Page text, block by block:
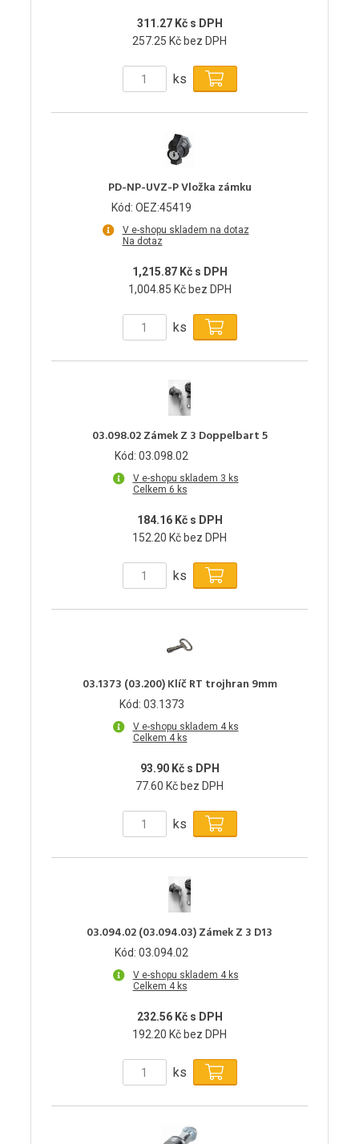
311.27 Kč s DPH
257.25 Kč bez DPH
ks
PD-NP-UVZ-P Vložka zámku
Kód: OEZ:45419
V e-shopu skladem na dotaz
Na dotaz
1,215.87 Kč s DPH
1,004.85 Kč bez DPH
ks
03.098.02 Zámek Z 3 Doppelbart 5
Kód: 03.098.02
V e-shopu skladem 3 ks
Celkem 6 ks
184.16 Kč s DPH
152.20 Kč bez DPH
ks
03.1373 (03.200) Klíč RT trojhran 9mm
Kód: 03.1373
V e-shopu skladem 4 ks
Celkem 4 ks
93.90 Kč s DPH
77.60 Kč bez DPH
ks
03.094.02 (03.094.03) Zámek Z 3 D13
Kód: 03.094.02
V e-shopu skladem 4 ks
Celkem 4 ks
232.56 Kč s DPH
192.20 Kč bez DPH
ks